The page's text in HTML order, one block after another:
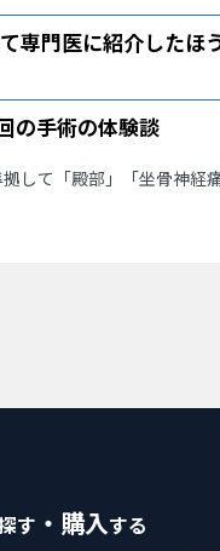
専門医に紹介したほ
の手術の体験談
して「殿部」「坐骨神経
す ・購入する